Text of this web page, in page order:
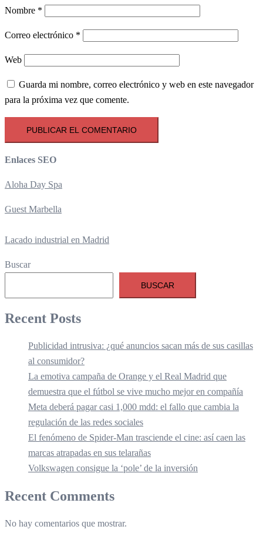
Nombre *
Correo electrónico *
Web
Guarda mi nombre, correo electrónico y web en este navegador
para la próxima vez que comente.
Enlaces SEO
Aloha Day Spa
Guest Marbella
Lacado industrial en Madrid
Buscar
BUSCAR
Recent Posts
Publicidad intrusiva: ¿qué anuncios sacan más de sus casillas
al consumidor?
La emotiva campaña de Orange y el Real Madrid que
demuestra que el fútbol se vive mucho mejor en compañía
Meta deberá pagar casi 1,000 mdd: el fallo que cambia la
regulación de las redes sociales
El fenómeno de Spider-Man trasciende el cine: así caen las
marcas atrapadas en sus telarañas
Volkswagen consigue la ‘pole’ de la inversión
Recent Comments
No hay comentarios que mostrar.